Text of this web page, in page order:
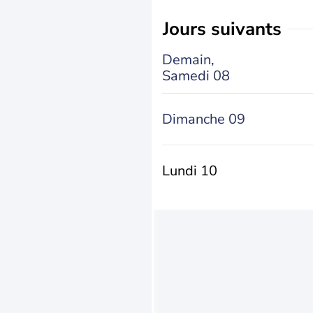
jours suivants
Demain,
Samedi 08
Dimanche 09
Lundi 10